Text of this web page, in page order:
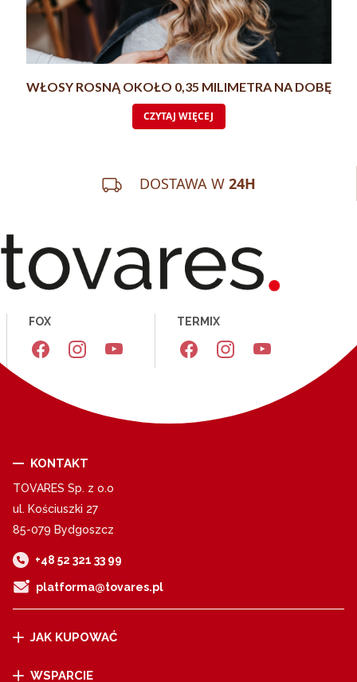
WŁOSY ROSNĄ OKOŁO 0,35 MILIMETRA NA DOBĘ
CZYTAJ WIĘCEJ
DOSTAWA W 24H
FOX TERMIX
KONTAKT
TOVARES Sp. z o.o
ul. Kościuszki 27
85-079 Bydgoszcz
+48 52 321 33 99
platforma@tovares.pl
JAK KUPOWAĆ
WSPARCIE